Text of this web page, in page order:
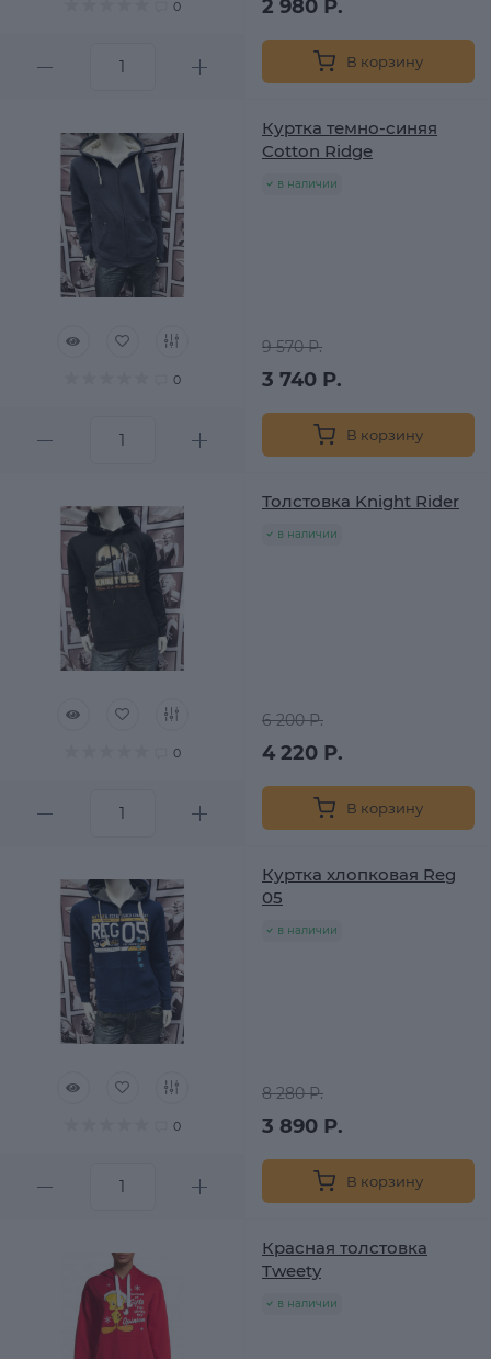
0 2 980 Р.
В корзину
0
Куртка темно-синяя
Cotton Ridge
в наличии
9 570 Р.
3 740 Р.
В корзину
0
Толстовка Knight Rider
в наличии
6 200 Р.
4 220 Р.
В корзину
0
Куртка хлопковая Reg
05
в наличии
8 280 Р.
3 890 Р.
В корзину
Красная толстовка
Tweety
в наличии